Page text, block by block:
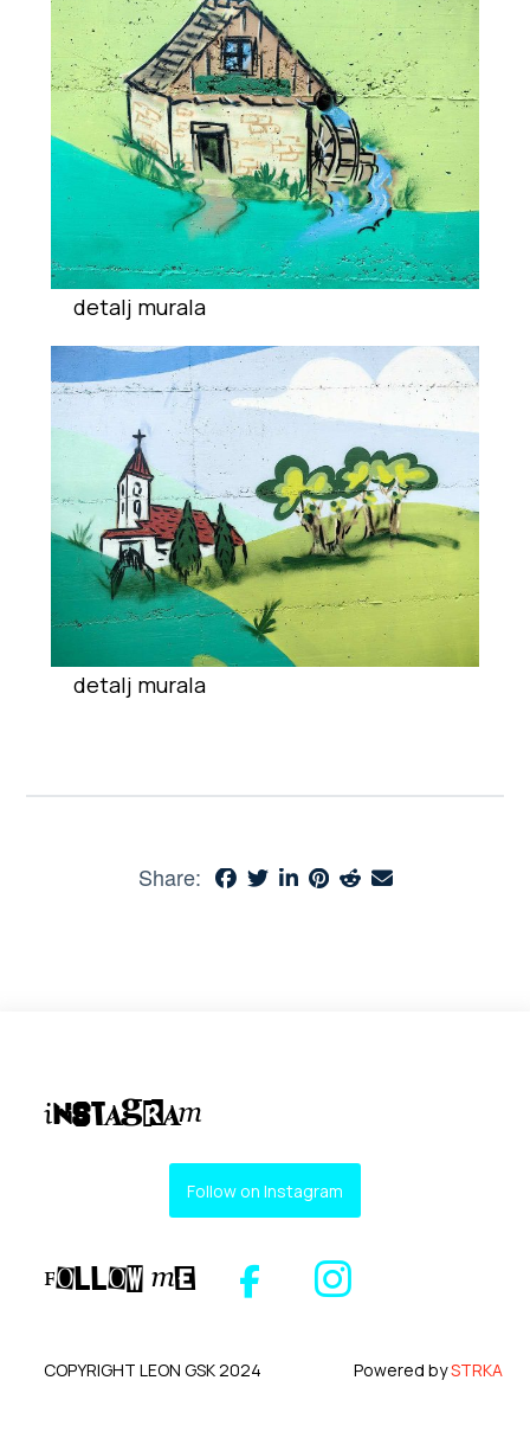
detalj murala
detalj murala
Share:
Instagram
Follow on Instagram
Follow me
COPYRIGHT LEON GSK 2024 Powered bySTRKA